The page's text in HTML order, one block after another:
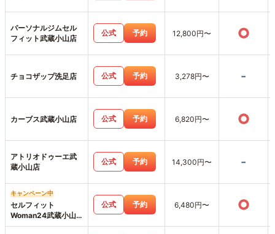
パーソナルジムセル
フィット武蔵小山店
公式 予約 12,800円〜 ○
チョコザップ洗足店 公式 予約 3,278円〜 -
カーブス武蔵小山店 公式 予約 6,820円〜 ○
アトリオドゥーエ武
蔵小山店
公式 予約 14,300円〜 -
キャンペーン中
セルフィット
Woman24武蔵小山
店
公式 予約 6,480円〜 ○